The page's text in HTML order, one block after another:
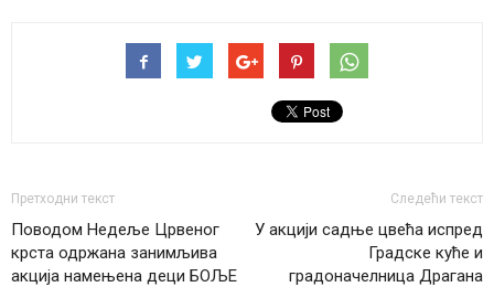
Претходни текст
Поводом Недеље Црвеног
крста одржана занимљива
акција намењена деци БОЉЕ
Следећи текст
У акцији садње цвећа испред
Градске куће и
градоначелница Драгана